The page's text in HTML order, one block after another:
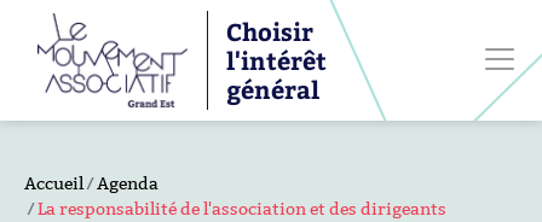
Choisir
l'intérêt
général
Accueil
Agenda
La responsabilité de l'association et des dirigeants